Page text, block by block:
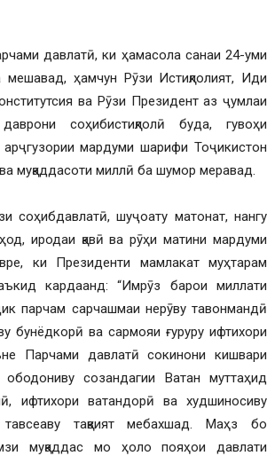
давлатӣ, ки ҳамасола санаи 24-уми
ҳамчун Рӯзи Истиқлолият, Иди
ва Рӯзи Президент аз ҷумлаи
соҳибистиқлолӣ буда, гувоҳи
мардуми шарифи Тоҷикистон
муқаддасоти миллӣ ба шумор меравад.
соҳибдавлатӣ, шуҷоату матонат, нангу
иродаи қавӣ ва рӯҳи матини мардуми
ки Президенти мамлакат муҳтарам
кардаанд: “Имрӯз барои миллати
парчам сарчашмаи нерӯву тавонмандӣ
бунёдкорӣ ва сармояи ғуруру ифтихори
Парчами давлатӣ сокинони кишвари
созандагии Ватан муттаҳид
ифтихори ватандорӣ ва худшиносиву
тақвият мебахшад. Маҳз бо
муқаддас мо ҳоло пояҳои давлати